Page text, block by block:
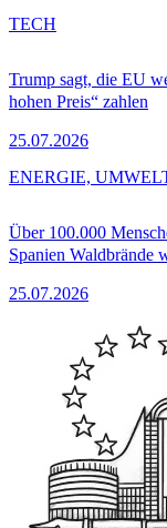
Trump sagt, die EU
hohen Preis“ zahlen
25.07.2026
TECH
Über 100.000
Spanien Waldbrände
25.07.2026
ENERGIE,